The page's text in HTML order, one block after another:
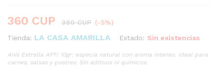
360 CUP 380CUP (-5%)
Tienda: LA CASA AMARILLA Estado: Sin existencias
Anís Estrella APTI 10gr: especia natural con aroma intenso. Ideal para
carnes, salsas y postres. Sin aditivos ni químicos.